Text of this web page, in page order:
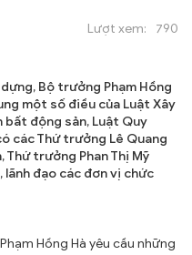
Lượt xem:
790
Bộ trưởng Phạm Hồng
một số điều của Luật Xây
bất động sản, Luật Quy
các Thứ trưởng Lê Quang
Thứ trưởng Phan Thị Mỹ
lãnh đạo các đơn vị chức
Hồng Hà yêu cầu những